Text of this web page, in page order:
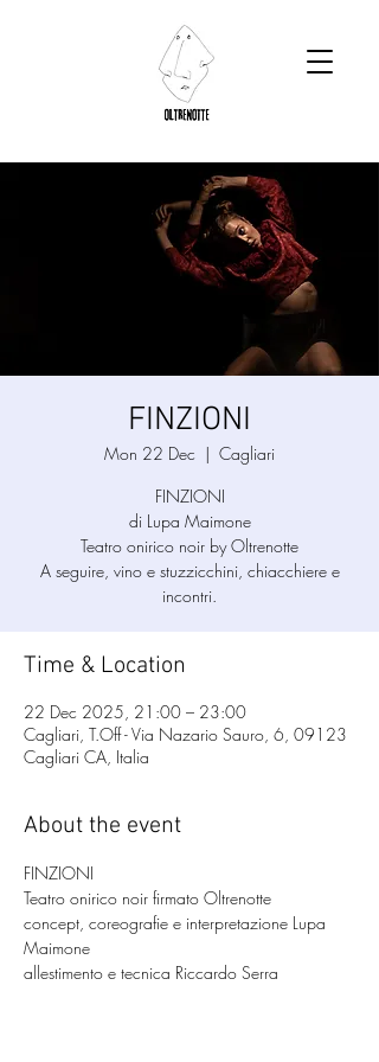
FINZIONI
Mon 22 Dec
  |
Cagliari
FINZIONI​
di Lupa Maimone
​Teatro onirico noir by Oltrenotte
A seguire, vino e stuzzicchini, chiacchiere e
incontri.
Time & Location
22 Dec 2025, 21:00 – 23:00
Cagliari, T.Off - Via Nazario Sauro, 6, 09123
Cagliari CA, Italia
About the event
FINZIONI​
Teatro onirico noir firmato Oltrenotte
concept, coreografie e interpretazione Lupa
Maimone
allestimento e tecnica Riccardo Serra